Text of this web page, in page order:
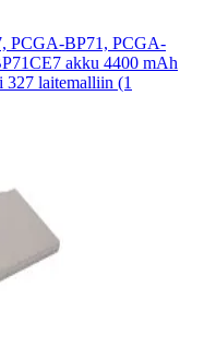
PCGA-BP71, PCGA-
akku 4400 mAh
327 laitemalliin (1